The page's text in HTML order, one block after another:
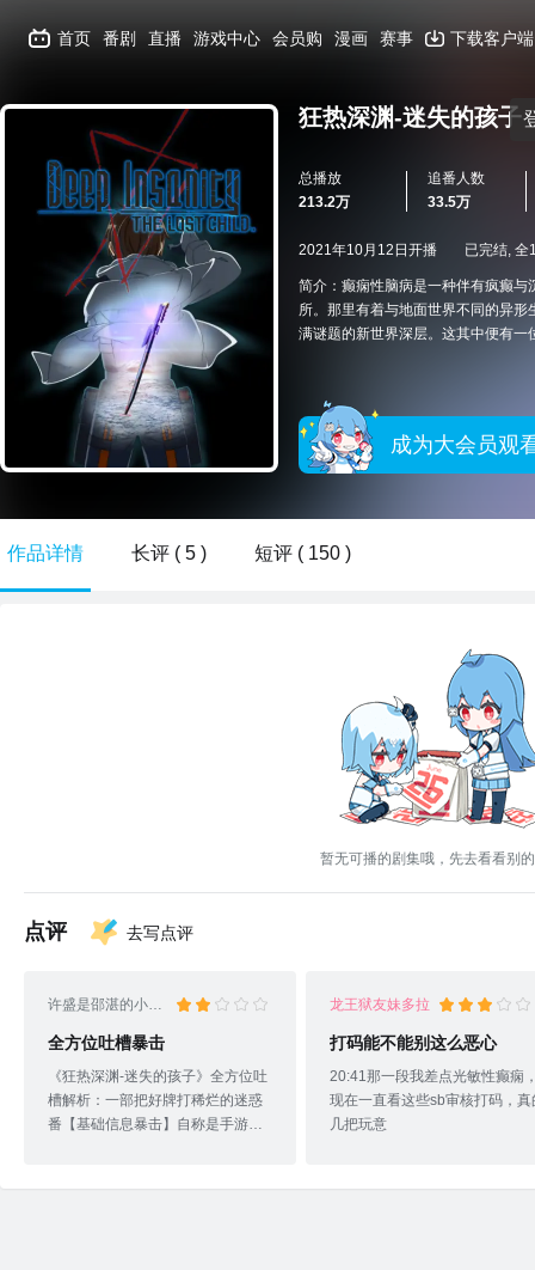
首页 番剧 直播 游戏中心 会员购 漫画 赛事 下载客户端
狂热深渊-迷失的孩子
总播放
213.2万
追番人数
33.5万
2021年10月12日开播 已完结, 全
简介：癫痫性脑病是一种伴有疯癫
所。那里有着与地面世界不同的异
满谜题的新世界深层。这其中便有
成为大会员观
作品详情 长评 ( 5 ) 短评 ( 150 )
暂无可播的剧集哦，先去看看别
点评 去写点评
许盛是邵湛的小娇妻
全方位吐槽暴击
《狂热深渊-迷失的孩子》全方位吐
槽解析：一部把好牌打稀烂的迷惑
番【基础信息暴击】自称是手游宣
龙王狱友妹多拉
打码能不能别这么恶心
20:41那一段我差点光敏性癫痫
现在一直看这些sb审核打码，真
几把玩意